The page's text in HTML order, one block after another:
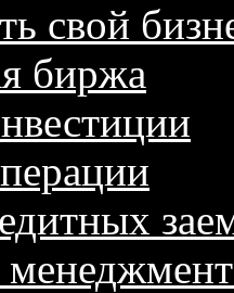
свой
биржа